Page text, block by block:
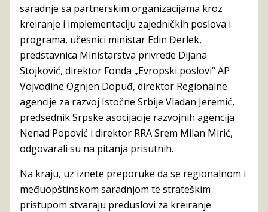
saradnje sa partnerskim organizacijama kroz
kreiranje i implementaciju zajedničkih poslova i
programa, učesnici ministar Edin Đerlek,
predstavnica Ministarstva privrede Dijana
Stojković, direktor Fonda „Evropski poslovi“ AP
Vojvodine Ognjen Dopuđ, direktor Regionalne
agencije za razvoj Istočne Srbije Vladan Jeremić,
predsednik Srpske asocijacije razvojnih agencija
Nenad Popović i direktor RRA Srem Milan Mirić,
odgovarali su na pitanja prisutnih.
Na kraju, uz iznete preporuke da se regionalnom i
međuopštinskom saradnjom te strateškim
pristupom stvaraju preduslovi za kreiranje